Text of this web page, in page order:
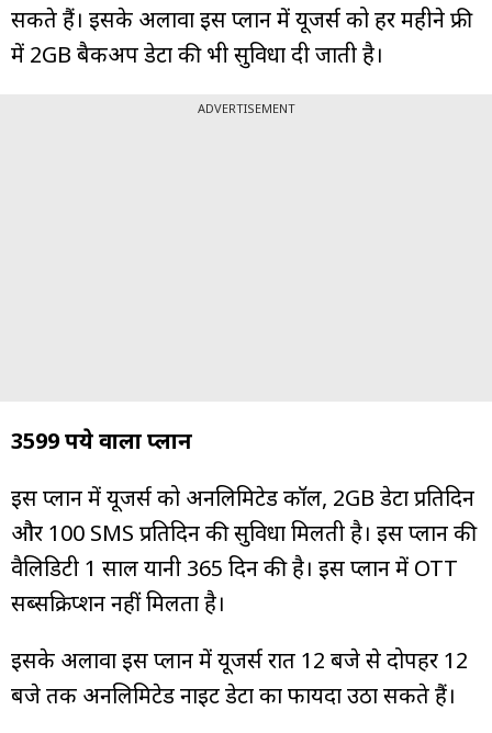
सकते हैं। इसके अलावा इस प्लान में यूजर्स को हर महीने फ्री
में 2GB बैकअप डेटा की भी सुविधा दी जाती है।
ADVERTISEMENT
3599 रुपये वाला प्लान
इस प्लान में यूजर्स को अनलिमिटेड कॉल, 2GB डेटा प्रतिदिन
और 100 SMS प्रतिदिन की सुविधा मिलती है। इस प्लान की
वैलिडिटी 1 साल यानी 365 दिन की है। इस प्लान में OTT
सब्सक्रिप्शन नहीं मिलता है।
इसके अलावा इस प्लान में यूजर्स रात 12 बजे से दोपहर 12
बजे तक अनलिमिटेड नाइट डेटा का फायदा उठा सकते हैं।